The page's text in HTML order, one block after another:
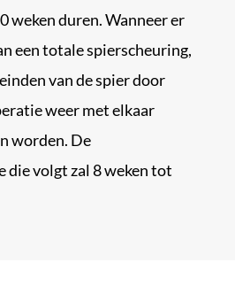
weken duren. Wanneer er
een totale spierscheuring,
van de spier door
weer met elkaar
worden. De
die volgt zal 8 weken tot